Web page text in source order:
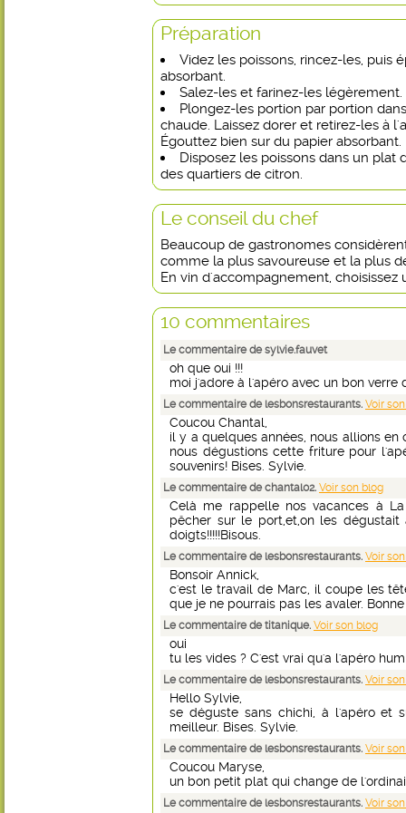
Préparation
Videz les poissons, rincez-les, puis
absorbant.
Salez-les et farinez-les légèrement.
Plongez-les portion par portion
chaude. Laissez dorer et retirez-les à
Égouttez bien sur du papier absorbant.
Disposez les poissons dans un plat
des quartiers de citron.
Le conseil du chef
Beaucoup de gastronomes
comme la plus savoureuse et la plus
En vin d'accompagnement, choisissez
10 commentaires
Le commentaire de sylvie.fauvet
oh que oui !!!
moi j'adore à l'apéro avec un bon verre
Le commentaire de lesbonsrestaurants. Voir
Coucou Chantal,
il y a quelques années, nous allions
nous dégustions cette friture pour
souvenirs! Bises. Sylvie.
Le commentaire de chantal02. Voir son blog
Celà me rappelle nos vacances à
pêcher sur le port,et,on les dégustait
doigts!!!!!Bisous.
Le commentaire de lesbonsrestaurants. Voir
Bonsoir Annick,
c'est le travail de Marc, il coupe les
que je ne pourrais pas les avaler.
Le commentaire de titanique. Voir son blog
oui
tu les vides ? C'est vrai qu'a l'apéro
Le commentaire de lesbonsrestaurants. Voir
Hello Sylvie,
se déguste sans chichi, à l'apéro et
meilleur. Bises. Sylvie.
Le commentaire de lesbonsrestaurants. Voir
Coucou Maryse,
un bon petit plat qui change de
Le commentaire de lesbonsrestaurants. Voir